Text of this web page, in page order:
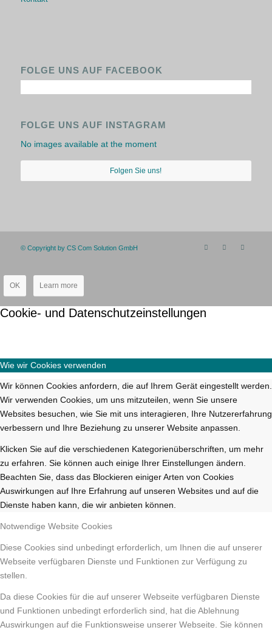
FOLGE UNS AUF FACEBOOK
FOLGE UNS AUF INSTAGRAM
No images available at the moment
Folgen Sie uns!
© Copyright by CS Com Solution GmbH
OK Learn more
Cookie- und Datenschutzeinstellungen
Wie wir Cookies verwenden
Wir können Cookies anfordern, die auf Ihrem Gerät eingestellt werden.
Wir verwenden Cookies, um uns mitzuteilen, wenn Sie unsere
Websites besuchen, wie Sie mit uns interagieren, Ihre Nutzererfahrung
verbessern und Ihre Beziehung zu unserer Website anpassen.
Klicken Sie auf die verschiedenen Kategorienüberschriften, um mehr
zu erfahren. Sie können auch einige Ihrer Einstellungen ändern.
Beachten Sie, dass das Blockieren einiger Arten von Cookies
Auswirkungen auf Ihre Erfahrung auf unseren Websites und auf die
Dienste haben kann, die wir anbieten können.
Notwendige Website Cookies
Diese Cookies sind unbedingt erforderlich, um Ihnen die auf unserer
Webseite verfügbaren Dienste und Funktionen zur Verfügung zu
stellen.
Da diese Cookies für die auf unserer Webseite verfügbaren Dienste
und Funktionen unbedingt erforderlich sind, hat die Ablehnung
Auswirkungen auf die Funktionsweise unserer Webseite. Sie können